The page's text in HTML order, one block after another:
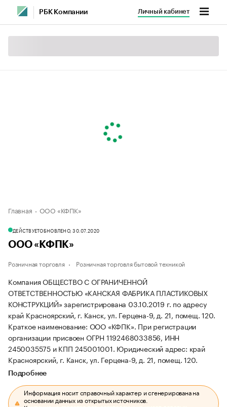
РБК Компании Личный кабинет
Главная ООО «КФПК»
ДЕЙСТВУЕТОБНОВЛЕНО, 30.07.2020
ООО «КФПК»
Розничная торговля Розничная торговля бытовой техникой
Компания ОБЩЕСТВО С ОГРАНИЧЕННОЙ
ОТВЕТСТВЕННОСТЬЮ «КАНСКАЯ ФАБРИКА ПЛАСТИКОВЫХ
КОНСТРУКЦИЙ» зарегистрирована 03.10.2019 г. по адресу
край Красноярский, г. Канск, ул. Герцена-9, д. 21, помещ. 120.
Краткое наименование: ООО «КФПК». При регистрации
организации присвоен ОГРН 1192468033856, ИНН
2450035575 и КПП 245001001. Юридический адрес: край
Красноярский, г. Канск, ул. Герцена-9, д. 21, помещ. 120.
Подробнее
Информация носит справочный характер и сгенерирована на
основании данных из открытых источников.